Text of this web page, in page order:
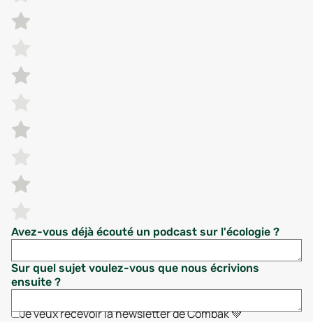
Avez-vous déjà écouté un podcast sur l'écologie ?
Sur quel sujet voulez-vous que nous écrivions
ensuite ?
Je veux recevoir la newsletter de Combak 💚